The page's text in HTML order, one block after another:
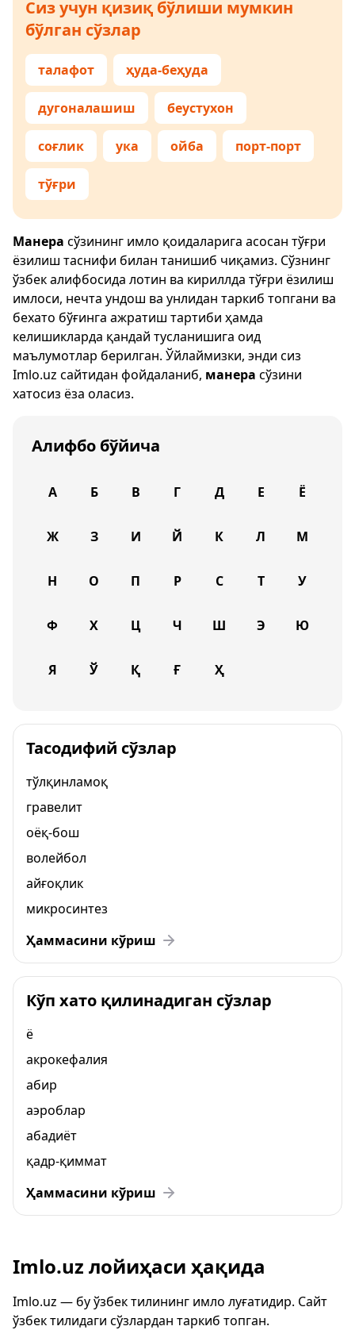
Сиз учун қизиқ бўлиши мумкин
бўлган сўзлар
талафот ҳуда-беҳуда
дугоналашиш беустухон
соғлик ука ойба порт-порт
тўғри
Манера сўзининг имло қоидаларига асосан тўғри
ёзилиш таснифи билан танишиб чиқамиз. Сўзнинг
ўзбек алифбосида лотин ва кириллда тўғри ёзилиш
имлоси, нечта ундош ва унлидан таркиб топгани ва
бехато бўғинга ажратиш тартиби ҳамда
келишикларда қандай тусланишига оид
маълумотлар берилган. Ўйлаймизки, энди сиз
Imlo.uz сайтидан фойдаланиб, манера сўзини
хатосиз ёза оласиз.
Алифбо бўйича
А Б В Г Д Е Ё
Ж З И Й К Л М
Н О П Р С Т У
Ф Х Ц Ч Ш Э Ю
Я Ў Қ Ғ Ҳ
Тасодифий сўзлар
тўлқинламоқ
гравелит
оёқ-бош
волейбол
айғоқлик
микросинтез
Ҳаммасини кўриш
Кўп хато қилинадиган сўзлар
ё
акрокефалия
абир
аэроблар
абадиёт
қадр-қиммат
Ҳаммасини кўриш
Imlo.uz лойиҳаси ҳақида
Imlo.uz — бу ўзбек тилининг имло луғатидир. Сайт
ўзбек тилидаги сўзлардан таркиб топган.